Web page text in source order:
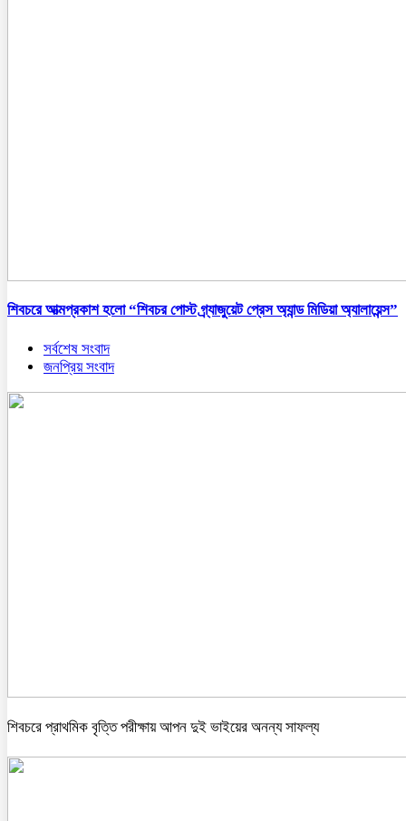
শিবচরে আত্মপ্রকাশ হলো “শিবচর পোস্ট গ্র্যাজুয়েট প্রেস অ্যান্ড মিডিয়া অ্যালায়েন্স”
সর্বশেষ সংবাদ
জনপ্রিয় সংবাদ
শিবচরে প্রাথমিক বৃত্তি পরীক্ষায় আপন দুই ভাইয়ের অনন্য সাফল্য